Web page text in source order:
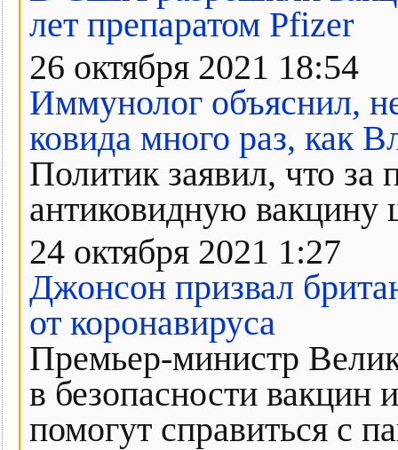
лет препаратом Pfizer
26 октября 2021 18:54
Иммунолог объяснил,
ковида много раз, как
Политик заявил, что за
антиковидную вакцину
24 октября 2021 1:27
Джонсон призвал
от коронавируса
Премьер-министр
в безопасности вакцин
помогут справиться с